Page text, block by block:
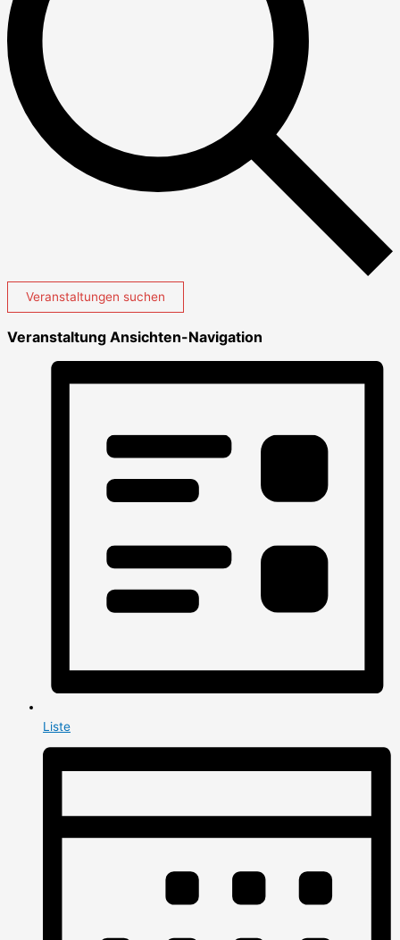
Veranstaltungen suchen
Veranstaltung Ansichten-Navigation
Liste